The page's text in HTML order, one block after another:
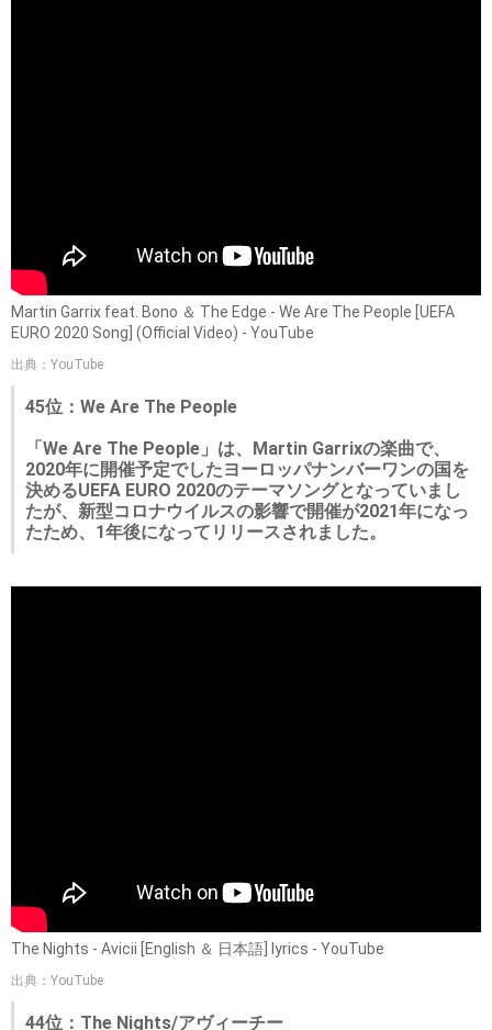
Martin Garrix feat. Bono ＆ The Edge - We Are The People [UEFA
EURO 2020 Song] (Official Video) - YouTube
出典：YouTube
45位：We Are The People
「We Are The People」は、Martin Garrixの楽曲で、
2020年に開催予定でしたヨーロッパナンバーワンの国を
決めるUEFA EURO 2020のテーマソングとなっていまし
たが、新型コロナウイルスの影響で開催が2021年になっ
たため、1年後になってリリースされました。
The Nights - Avicii [English ＆ 日本語] lyrics - YouTube
出典：YouTube
44位：The Nights/アヴィーチー